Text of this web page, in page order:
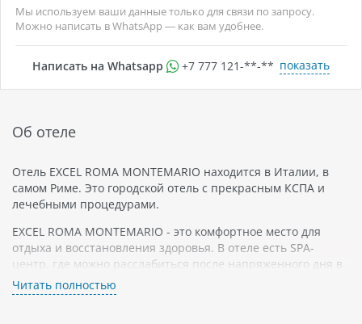
Мы используем ваши данные только для связи по запросу.
Можно написать в WhatsApp — как вам удобнее.
Написать на Whatsapp +7 777 121-**-** показать
Об отеле
Отель EXCEL ROMA MONTEMARIO находится в Италии, в
самом Риме. Это городской отель с прекрасным КСПА и
лечебными процедурами.
EXCEL ROMA MONTEMARIO - это комфортное место для
отдыха и восстановления здоровья. В отеле есть SPA-
центр, где можно расслабиться после напряженного дня в
городе. Также предлагается широкий выбор лечебных
процедур.
Читать полностью